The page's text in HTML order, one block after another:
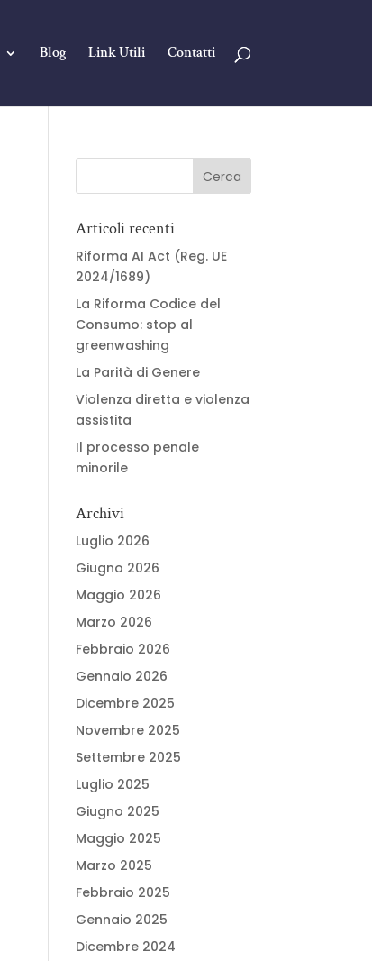
Blog Link Utili Contatti
Articoli recenti
Riforma AI Act (Reg. UE
2024/1689)
La Riforma Codice del
Consumo: stop al
greenwashing
La Parità di Genere
Violenza diretta e violenza
assistita
Il processo penale
minorile
Archivi
Luglio 2026
Giugno 2026
Maggio 2026
Marzo 2026
Febbraio 2026
Gennaio 2026
Dicembre 2025
Novembre 2025
Settembre 2025
Luglio 2025
Giugno 2025
Maggio 2025
Marzo 2025
Febbraio 2025
Gennaio 2025
Dicembre 2024